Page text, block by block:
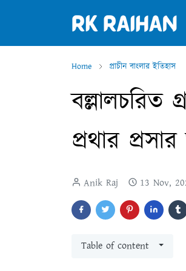
Home প্রাচীন বাংলার ইতিহাস
বল্লালচরিত
প্রথার
Anik Raj 13 Nov,
Table of content